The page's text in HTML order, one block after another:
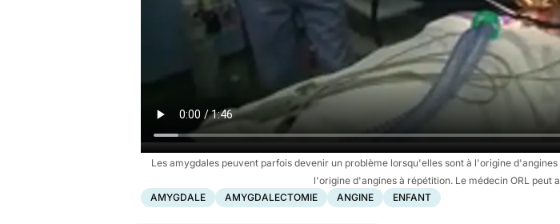
Les amygdales peuvent parfois devenir un problème lorsqu'elles sont à l'origine
l'origine d'angines à répétition. Le médecin ORL peut
AMYGDALE
AMYGDALECTOMIE ANGINE ENFANT